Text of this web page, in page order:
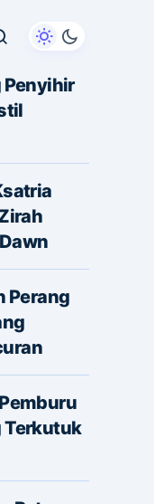
Penyihir
Perang
Terkutuk